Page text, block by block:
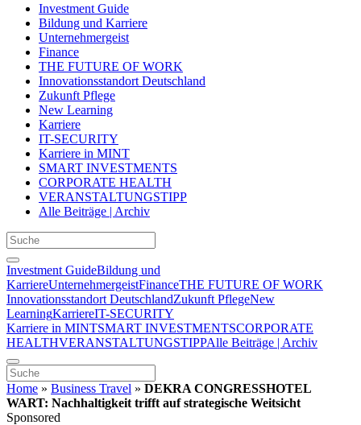
Investment Guide
Bildung und Karriere
Unternehmergeist
Finance
THE FUTURE OF WORK
Innovationsstandort Deutschland
Zukunft Pflege
New Learning
Karriere
IT-SECURITY
Karriere in MINT
SMART INVESTMENTS
CORPORATE HEALTH
VERANSTALTUNGSTIPP
Alle Beiträge | Archiv
Investment GuideBildung und
KarriereUnternehmergeistFinanceTHE FUTURE OF WORK
Innovationsstandort DeutschlandZukunft PflegeNew
LearningKarriereIT-SECURITY
Karriere in MINTSMART INVESTMENTSCORPORATE
HEALTHVERANSTALTUNGSTIPPAlle Beiträge | Archiv
Home » Business Travel » DEKRA CONGRESSHOTEL
WART: Nachhaltigkeit trifft auf strategische Weitsicht
Sponsored